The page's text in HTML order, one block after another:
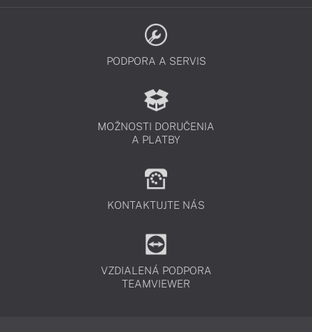
PODPORA A SERVIS
MOŽNOSTI DORUČENIA
A PLATBY
KONTAKTUJTE NÁS
VZDIALENÁ PODPORA
TEAMVIEWER